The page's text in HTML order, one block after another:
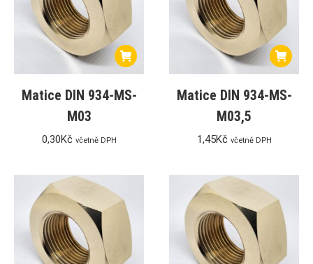
Matice DIN 934-MS-
M03
0,30Kč včetně DPH
Matice DIN 934-MS-
M03,5
1,45Kč včetně DPH